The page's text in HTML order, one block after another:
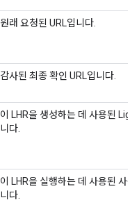
원래 요청된 URL입니다.
감사된 최종 확인 URL입니다.
이 LHR을 생성하는 데 사용된
니다.
이 LHR을 실행하는 데 사용된 사
니다.